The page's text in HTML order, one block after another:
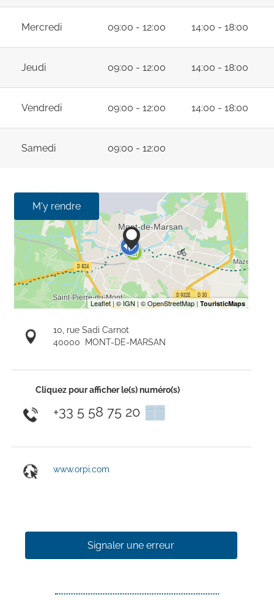
Mercredi 09:00 - 12:00 14:00 - 18:00
Jeudi 09:00 - 12:00 14:00 - 18:00
Vendredi 09:00 - 12:00 14:00 - 18:00
Samedi 09:00 - 12:00
M'y rendre
10, rue Sadi Carnot
40000 MONT-DE-MARSAN
Cliquez pour afficher le(s) numéro(s)
+33 5 58 75 20 ▒▒
www.orpi.com
Signaler une erreur